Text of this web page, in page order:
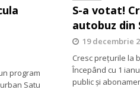
program
Satu
S-a votat!
autobuz din
19 decembrie
Cresc preţurile la
Începând cu 1
public și